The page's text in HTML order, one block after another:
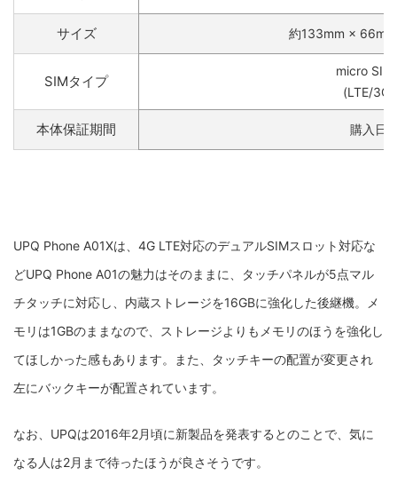
サイズ 約133mm ×
SIMタイプ
micro SIM
(LTE/
本体保証期間 購入日
UPQ Phone A01Xは、4G LTE対応のデュアルSIMスロット対応な
どUPQ Phone A01の魅力はそのままに、タッチパネルが5点マル
チタッチに対応し、内蔵ストレージを16GBに強化した後継機。メ
モリは1GBのままなので、ストレージよりもメモリのほうを強化し
てほしかった感もあります。また、タッチキーの配置が変更され
左にバックキーが配置されています。
なお、UPQは2016年2月頃に新製品を発表するとのことで、気に
なる人は2月まで待ったほうが良さそうです。